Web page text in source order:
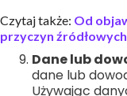
Czytaj także: Od
przyczyn źródłowych
Dane lub
dane lub
Używając